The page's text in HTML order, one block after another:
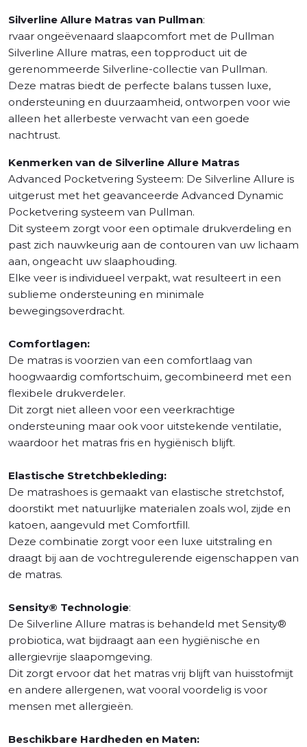
Silverline Allure Matras van Pullman:
rvaar ongeëvenaard slaapcomfort met de Pullman
Silverline Allure matras, een topproduct uit de
gerenommeerde Silverline-collectie van Pullman.
Deze matras biedt de perfecte balans tussen luxe,
ondersteuning en duurzaamheid, ontworpen voor wie
alleen het allerbeste verwacht van een goede
nachtrust.
Kenmerken van de Silverline Allure Matras
Advanced Pocketvering Systeem: De Silverline Allure is
uitgerust met het geavanceerde Advanced Dynamic
Pocketvering systeem van Pullman.
Dit systeem zorgt voor een optimale drukverdeling en
past zich nauwkeurig aan de contouren van uw lichaam
aan, ongeacht uw slaaphouding.
Elke veer is individueel verpakt, wat resulteert in een
sublieme ondersteuning en minimale
bewegingsoverdracht.
Comfortlagen:
De matras is voorzien van een comfortlaag van
hoogwaardig comfortschuim, gecombineerd met een
flexibele drukverdeler.
Dit zorgt niet alleen voor een veerkrachtige
ondersteuning maar ook voor uitstekende ventilatie,
waardoor het matras fris en hygiënisch blijft.
Elastische Stretchbekleding:
De matrashoes is gemaakt van elastische stretchstof,
doorstikt met natuurlijke materialen zoals wol, zijde en
katoen, aangevuld met Comfortfill.
Deze combinatie zorgt voor een luxe uitstraling en
draagt bij aan de vochtregulerende eigenschappen van
de matras.
Sensity® Technologie:
De Silverline Allure matras is behandeld met Sensity®
probiotica, wat bijdraagt aan een hygiënische en
allergievrije slaapomgeving.
Dit zorgt ervoor dat het matras vrij blijft van huisstofmijt
en andere allergenen, wat vooral voordelig is voor
mensen met allergieën.
Beschikbare Hardheden en Maten: